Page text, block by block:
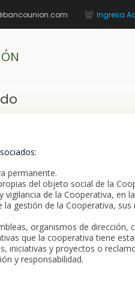
Ingresa
permanente.
del objeto social de la
vigilancia de la Cooperativa,
gestión de la Cooperativa,
organismos de
que la cooperativa tiene
iniciativas y proyectos o
y responsabilidad.